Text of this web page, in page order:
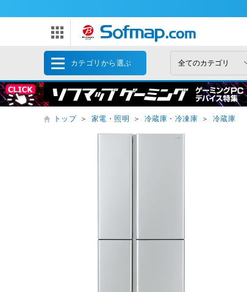
カテゴリから選ぶ
トップ ＞ 家電・照明 ＞ 冷蔵庫・冷凍庫 ＞
冷蔵庫